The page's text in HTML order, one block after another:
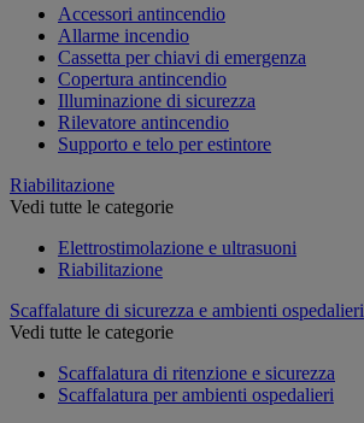
Accessori antincendio
Allarme incendio
Cassetta per chiavi di emergenza
Copertura antincendio
Illuminazione di sicurezza
Rilevatore antincendio
Supporto e telo per estintore
Riabilitazione
Vedi tutte le categorie
Elettrostimolazione e ultrasuoni
Riabilitazione
Scaffalature di sicurezza e ambienti ospedalieri
Vedi tutte le categorie
Scaffalatura di ritenzione e sicurezza
Scaffalatura per ambienti ospedalieri